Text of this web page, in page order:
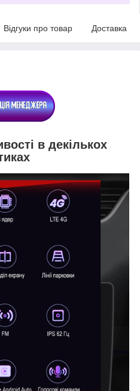
Відгуки про товар Доставка
в декількох